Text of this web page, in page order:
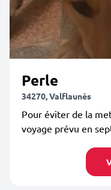
Perle
34270, Valflaunès
Pour éviter de la
voyage prévu en